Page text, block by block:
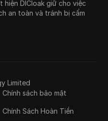
DICloak giữ cho việc
an toàn và tránh bị cấm
Limited
Chính sách bảo mật
Chính Sách Hoàn Tiền